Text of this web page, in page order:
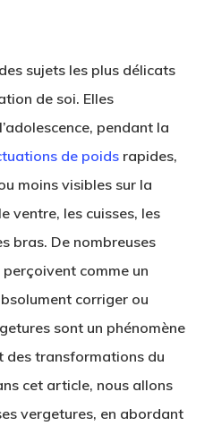
sujets les plus délicats
de soi. Elles
pendant la
de poidsrapides,
moins visibles sur la
ventre, les cuisses, les
bras. De nombreuses
comme un
corriger ou
sont un phénomène
des transformations du
cet article, nous allons
vergetures, en abordant